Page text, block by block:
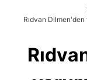
Rıdvan